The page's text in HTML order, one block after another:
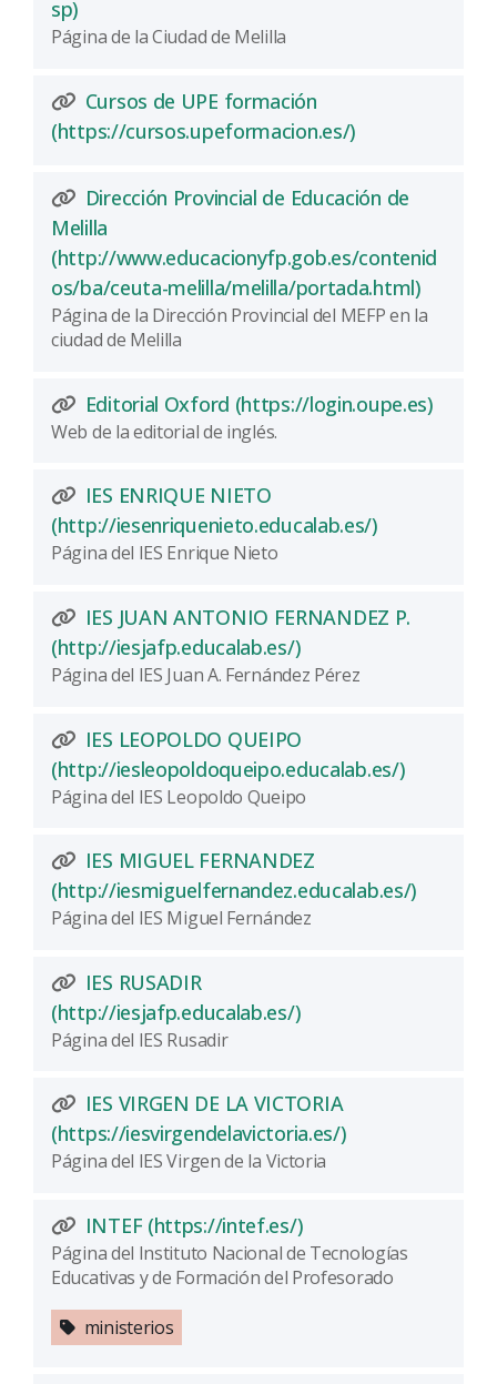
sp)
Página de la Ciudad de Melilla
Cursos de UPE formación
(https://cursos.upeformacion.es/)
Dirección Provincial de Educación de
Melilla
(http://www.educacionyfp.gob.es/contenid
os/ba/ceuta-melilla/melilla/portada.html)(Abre
Página de la Dirección Provincial del MEFP en la
ciudad de Melilla
Editorial Oxford (https://login.oupe.es)(Abre
Web de la editorial de inglés.
IES ENRIQUE NIETO
(http://iesenriquenieto.educalab.es/)(Abre una
Página del IES Enrique Nieto
IES JUAN ANTONIO FERNANDEZ P.
(http://iesjafp.educalab.es/)(Abre una nueva
Página del IES Juan A. Fernández Pérez
IES LEOPOLDO QUEIPO
(http://iesleopoldoqueipo.educalab.es/)(Abre
Página del IES Leopoldo Queipo
IES MIGUEL FERNANDEZ
(http://iesmiguelfernandez.educalab.es/)
Página del IES Miguel Fernández
IES RUSADIR
(http://iesjafp.educalab.es/)(Abre una nueva
Página del IES Rusadir
IES VIRGEN DE LA VICTORIA
(https://iesvirgendelavictoria.es/)(Abre una
Página del IES Virgen de la Victoria
INTEF (https://intef.es/)(Abre una nueva
Página del Instituto Nacional de Tecnologías
Educativas y de Formación del Profesorado
ministerios